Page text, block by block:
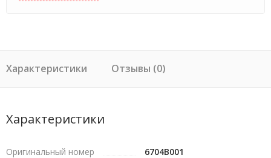
Характеристики Отзывы (0)
Характеристики
Оригинальный номер 6704B001